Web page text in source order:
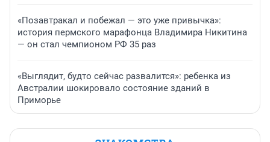
«Позавтракал и побежал — это уже привычка»:
история пермского марафонца Владимира Никитина
— он стал чемпионом РФ 35 раз
«Выглядит, будто сейчас развалится»: ребенка из
Австралии шокировало состояние зданий в
Приморье